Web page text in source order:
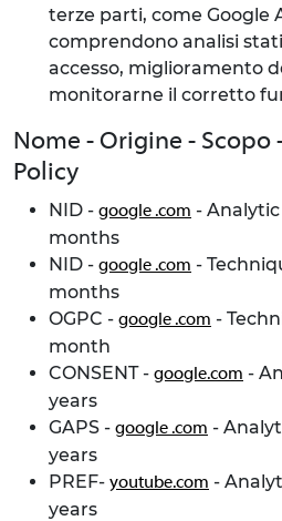
terze parti, come Google
comprendono analisi
accesso, miglioramento
monitorarne il corretto
Nome - Origine - Scopo
Policy
NID - google .com -
months
NID - google .com -
months
OGPC - google .com -
month
CONSENT - google.com -
years
GAPS - google .com -
years
PREF- youtube.com -
years